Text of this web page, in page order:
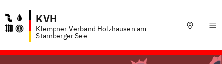
KVH
Klempner Verband Holzhausen am
Starnberger See